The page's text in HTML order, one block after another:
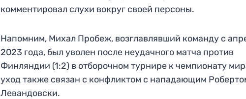
комментировал слухи вокруг своей персоны.
Напомним, Михал Пробеж, возглавлявший команду с
2023 года, был уволен после неудачного матча против
Финляндии (1:2) в отборочном турнире к чемпионату
уход также связан с конфликтом с нападающим
Левандовски.